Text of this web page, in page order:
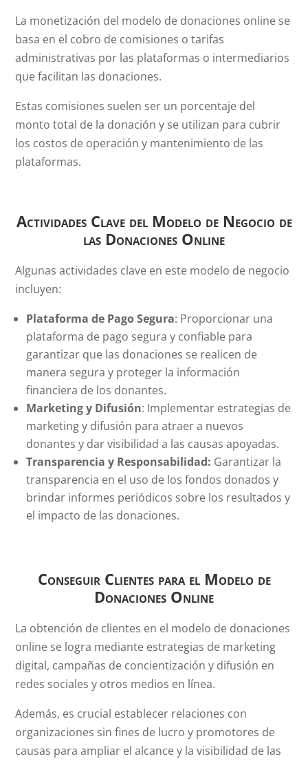
La monetización del modelo de donaciones online se
basa en el cobro de comisiones o tarifas
administrativas por las plataformas o intermediarios
que facilitan las donaciones.
Estas comisiones suelen ser un porcentaje del
monto total de la donación y se utilizan para cubrir
los costos de operación y mantenimiento de las
plataformas.
Actividades Clave del Modelo de Negocio de
las Donaciones Online
Algunas actividades clave en este modelo de negocio
incluyen:
Plataforma de Pago Segura: Proporcionar una
plataforma de pago segura y confiable para
garantizar que las donaciones se realicen de
manera segura y proteger la información
financiera de los donantes.
Marketing y Difusión: Implementar estrategias de
marketing y difusión para atraer a nuevos
donantes y dar visibilidad a las causas apoyadas.
Transparencia y Responsabilidad: Garantizar la
transparencia en el uso de los fondos donados y
brindar informes periódicos sobre los resultados y
el impacto de las donaciones.
Conseguir Clientes para el Modelo de
Donaciones Online
La obtención de clientes en el modelo de donaciones
online se logra mediante estrategias de marketing
digital, campañas de concientización y difusión en
redes sociales y otros medios en línea.
Además, es crucial establecer relaciones con
organizaciones sin fines de lucro y promotores de
causas para ampliar el alcance y la visibilidad de las